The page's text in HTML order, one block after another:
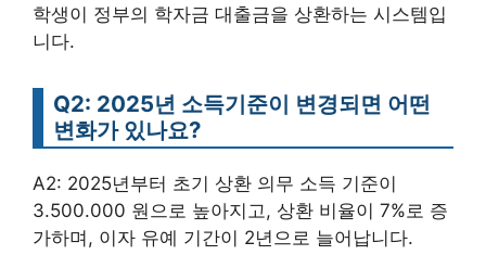
학생이 정부의 학자금 대출금을 상환하는 시스템입
니다.
Q2: 2025년 소득기준이 변경되면 어떤
변화가 있나요?
A2: 2025년부터 초기 상환 의무 소득 기준이
3.500.000 원으로 높아지고, 상환 비율이 7%로 증
가하며, 이자 유예 기간이 2년으로 늘어납니다.